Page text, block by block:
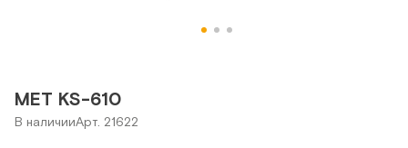
МЕТ KS-610
В наличииАрт. 21622